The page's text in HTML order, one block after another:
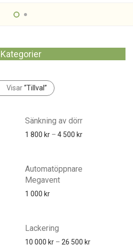
Kategorier
Visar“Tillval”
Sänkning av dörr
1 800 kr – 4 500 kr
Automatöppnare
Megavent
1 000 kr
Lackering
10 000 kr – 26 500 kr